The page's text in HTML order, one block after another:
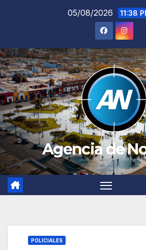
05/08/2026 11:38
Agencia de
POLICIALES